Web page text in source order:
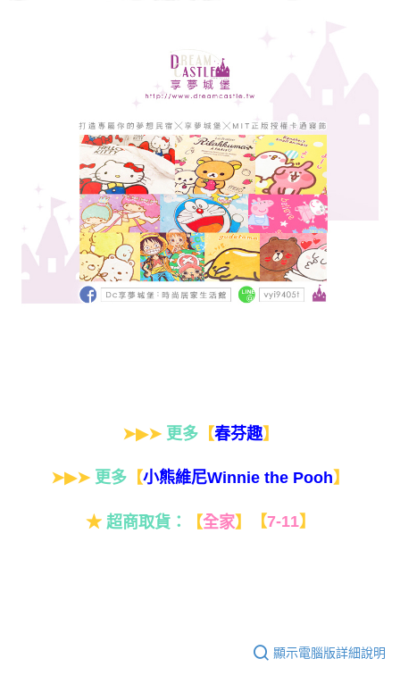
➤▶➤ 更多【春芬趣】
➤▶➤ 更多 【小熊維尼Winnie the Pooh】
★ 超商取貨： 【全家】 【7-11】
顯示電腦版詳細說明